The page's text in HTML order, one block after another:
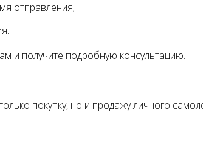
отправления
и получите подробную консультацию.
покупку, но и продажу личного